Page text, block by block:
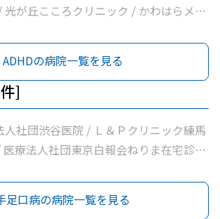
が丘こころクリニック / かわはらメン
ADHDの病院一覧を見る
]
人社団渋谷医院 / Ｌ＆Ｐクリニック練馬
療法人社団東京白報会ねりま在宅診療
法人社団啓妙会桑名医院 / 医療法人社
光が丘病院 / 公益社団法人地域医療振興
足口病の病院一覧を見る